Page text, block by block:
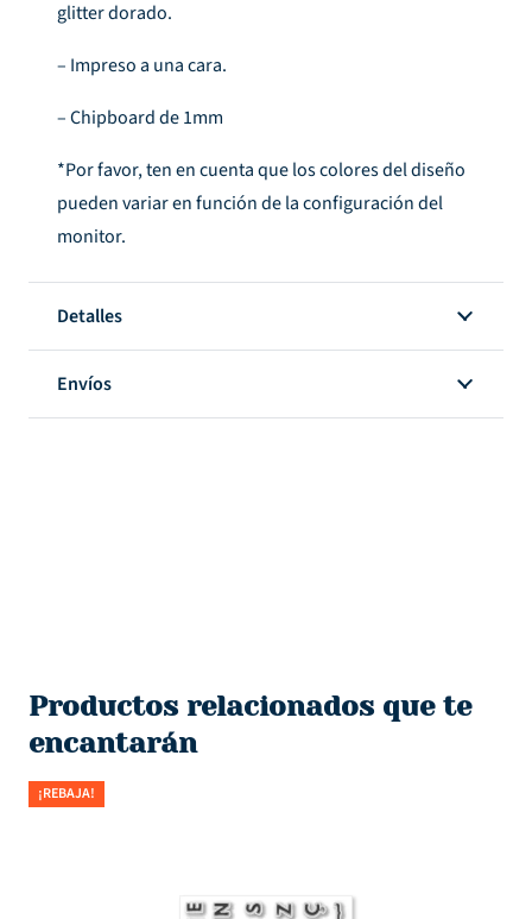
glitter dorado.
– Impreso a una cara.
– Chipboard de 1mm
*Por favor, ten en cuenta que los colores del diseño
pueden variar en función de la configuración del
monitor.
Detalles
Envíos
Productos relacionados que te
encantarán
¡REBAJA!